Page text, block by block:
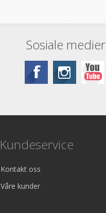
Sosiale medier
Kundeservice
Kontakt oss
Våre kunder